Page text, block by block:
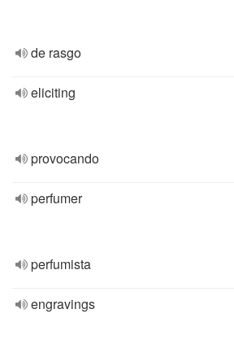
de rasgo
eliciting
provocando
perfumer
perfumista
engravings